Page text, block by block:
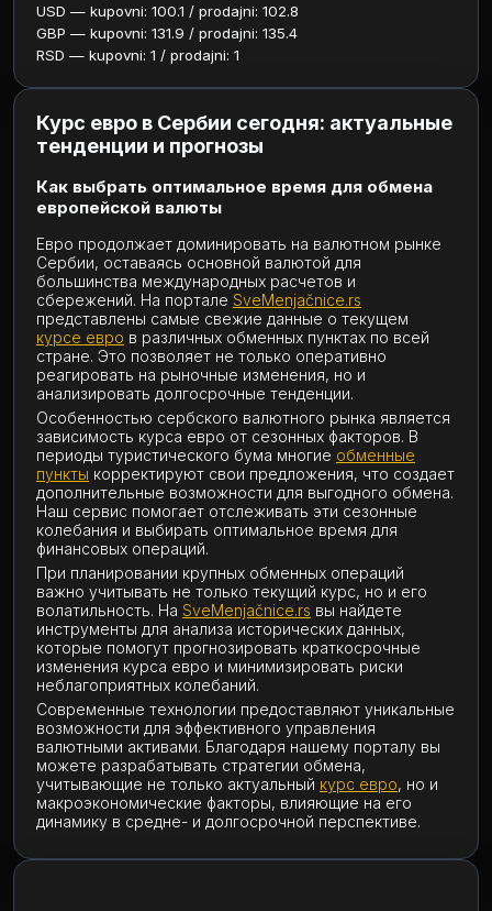
USD — kupovni: 100.1 / prodajni: 102.8
GBP — kupovni: 131.9 / prodajni: 135.4
RSD — kupovni: 1 / prodajni: 1
Курс евро в Сербии сегодня: актуальные
тенденции и прогнозы
Как выбрать оптимальное время для обмена
европейской валюты
Евро продолжает доминировать на валютном рынке
Сербии, оставаясь основной валютой для
большинства международных расчетов и
сбережений. На портале SveMenjačnice.rs
представлены самые свежие данные о текущем
курсе евро в различных обменных пунктах по всей
стране. Это позволяет не только оперативно
реагировать на рыночные изменения, но и
анализировать долгосрочные тенденции.
Особенностью сербского валютного рынка является
зависимость курса евро от сезонных факторов. В
периоды туристического бума многие обменные
пункты корректируют свои предложения, что создает
дополнительные возможности для выгодного обмена.
Наш сервис помогает отслеживать эти сезонные
колебания и выбирать оптимальное время для
финансовых операций.
При планировании крупных обменных операций
важно учитывать не только текущий курс, но и его
волатильность. На SveMenjačnice.rs вы найдете
инструменты для анализа исторических данных,
которые помогут прогнозировать краткосрочные
изменения курса евро и минимизировать риски
неблагоприятных колебаний.
Современные технологии предоставляют уникальные
возможности для эффективного управления
валютными активами. Благодаря нашему порталу вы
можете разрабатывать стратегии обмена,
учитывающие не только актуальный курс евро, но и
макроэкономические факторы, влияющие на его
динамику в средне- и долгосрочной перспективе.